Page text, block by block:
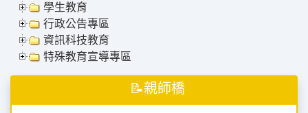
學生教育
行政公告專區
資訊科技教育
特殊教育宣導專區
📝親師橋